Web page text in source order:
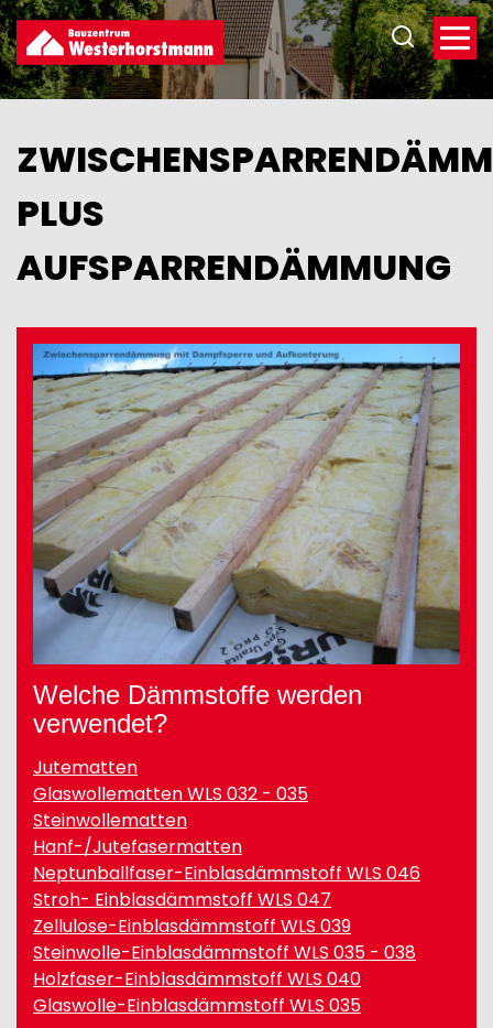
Direkt
zum
Inhalt
PLUS
AUFSPARRENDÄMMUNG
Image
Welche Dämmstoffe werden
verwendet?
Jutematten
Glaswollematten WLS 032 - 035
Steinwollematten
Hanf-/Jutefasermatten
Neptunballfaser-Einblasdämmstoff WLS 046
Stroh- Einblasdämmstoff WLS 047
Zellulose-Einblasdämmstoff WLS 039
Steinwolle-Einblasdämmstoff WLS 035 - 038
Holzfaser-Einblasdämmstoff WLS 040
Glaswolle-Einblasdämmstoff WLS 035